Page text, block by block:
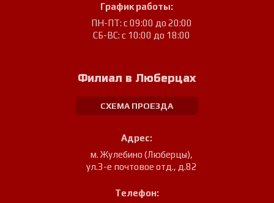
График работы:
ПН-ПТ: с 09:00 до 20:00
СБ-ВС: с 10:00 до 18:00
Филиал в Люберцах
СХЕМА ПРОЕЗДА
Адрес:
м. Жулебино (Люберцы),
ул.3-е почтовое отд., д.82
Телефон: